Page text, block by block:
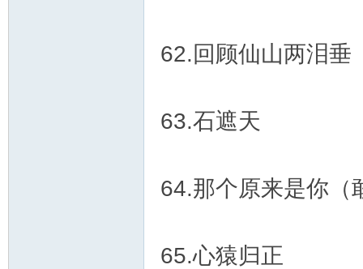
62.回顾仙山两泪垂
63.石遮天
64.那个原来是你（
65.心猿归正